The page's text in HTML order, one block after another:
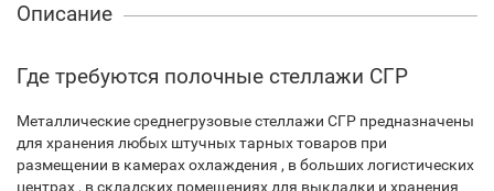
Описание
Где требуются полочные стеллажи СГР
Металлические среднегрузовые стеллажи СГР предназначены
для хранения любых штучных тарных товаров при
размещении в камерах охлаждения , в больших логистических
центрах , в складских помещениях для выкладки и хранения